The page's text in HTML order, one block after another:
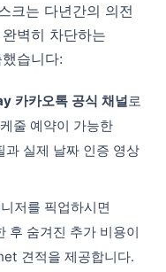
크는 다년간의 의전
벽히 차단하는
습니다:
카카오톡 공식 채널로
줄 예약이 가능한
과 실제 날짜 인증 영상
저를 픽업하시면
후 숨겨진 추가 비용이
견적을 제공합니다.